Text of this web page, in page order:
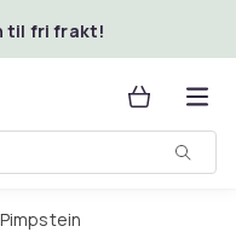
til fri frakt!
Pimpstein